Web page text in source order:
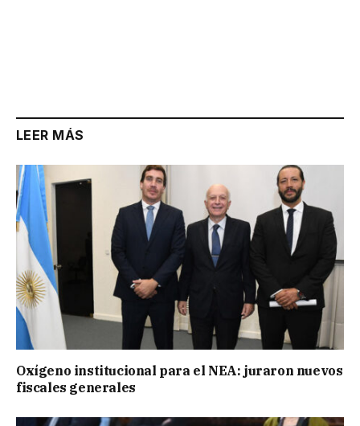
LEER MÁS
Oxígeno institucional para el NEA: juraron nuevos
fiscales generales